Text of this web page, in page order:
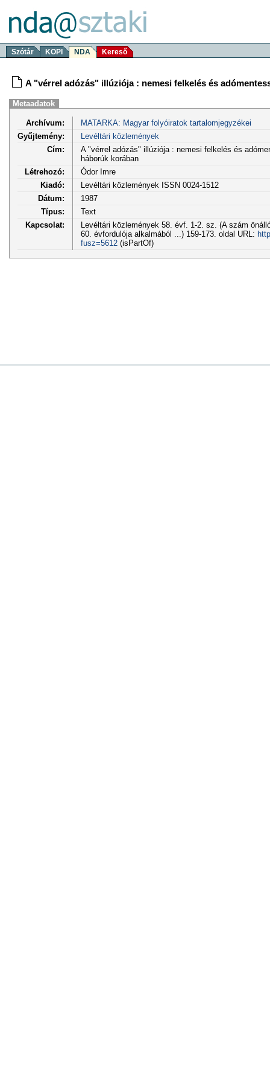
Szótár KOPI NDA Kereső
A "vérrel adózás" illúziója : nemesi felkelés és
Metaadatok
Archívum:
MATARKA: Magyar folyóiratok tartalomjegyzékei
Gyűjtemény:
Levéltári közlemények
Cím:
A "vérrel adózás" illúziója : nemesi felkelés és
háborúk korában
Létrehozó:
Ódor Imre
Kiadó:
Levéltári közlemények ISSN 0024-1512
Dátum:
1987
Típus:
Text
Kapcsolat:
Levéltári közlemények 58. évf. 1-2. sz. (A szám
60. évfordulója alkalmából ...) 159-173. oldal URL:
fusz=5612(isPartOf)